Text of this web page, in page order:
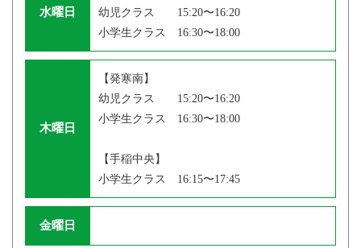
水曜日
幼児クラス 15:20〜16:20
小学生クラス 16:30〜18:00
木曜日
【発寒南】
幼児クラス 15:20〜16:20
小学生クラス 16:30〜18:00
【手稲中央】
小学生クラス 16:15〜17:45
金曜日